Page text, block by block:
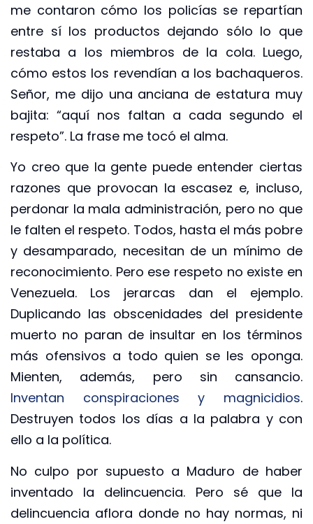
me contaron cómo los policías se repartían
entre sí los productos dejando sólo lo que
restaba a los miembros de la cola. Luego,
cómo estos los revendían a los bachaqueros.
Señor, me dijo una anciana de estatura muy
bajita: “aquí nos faltan a cada segundo el
respeto”. La frase me tocó el alma.
Yo creo que la gente puede entender ciertas
razones que provocan la escasez e, incluso,
perdonar la mala administración, pero no que
le falten el respeto. Todos, hasta el más pobre
y desamparado, necesitan de un mínimo de
reconocimiento. Pero ese respeto no existe en
Venezuela. Los jerarcas dan el ejemplo.
Duplicando las obscenidades del presidente
muerto no paran de insultar en los términos
más ofensivos a todo quien se les oponga.
Mienten, además, pero sin cansancio.
Inventan conspiraciones y magnicidios.
Destruyen todos los días a la palabra y con
ello a la política.
No culpo por supuesto a Maduro de haber
inventado la delincuencia. Pero sé que la
delincuencia aflora donde no hay normas, ni